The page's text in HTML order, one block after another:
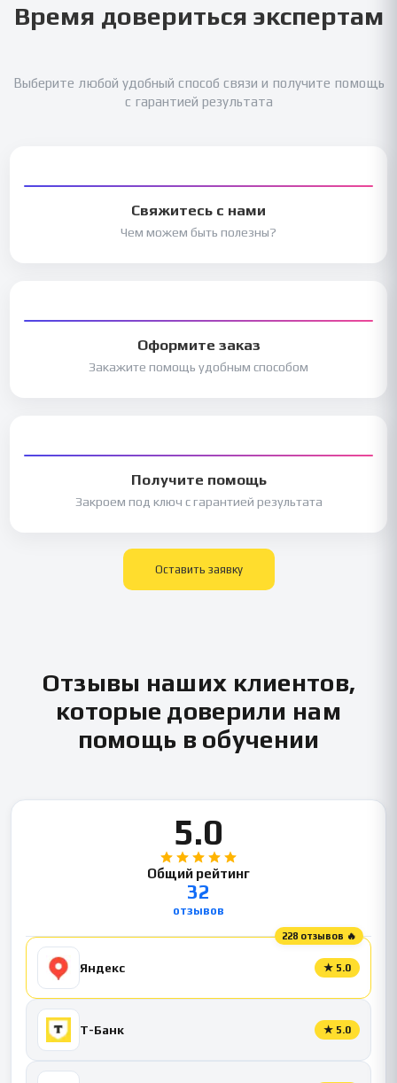
Время довериться экспертам
Выберите любой удобный способ связи и получите помощь
с гарантией результата
Свяжитесь с нами
Чем можем быть полезны?
Оформите заказ
Закажите помощь удобным способом
Получите помощь
Закроем под ключ с гарантией результата
Оставить заявку
Отзывы наших клиентов,
которые доверили нам
помощь в обучении
5.0
Общий рейтинг
32
отзывов
228 отзывов 🔥
Яндекс ★ 5.0
Т-Банк ★ 5.0